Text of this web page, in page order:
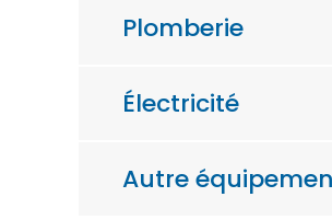
Plomberie
Électricité
Autre